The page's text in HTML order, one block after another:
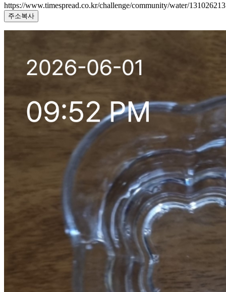
https://www.timespread.co.kr/challenge/community/water/131026213
주소복사